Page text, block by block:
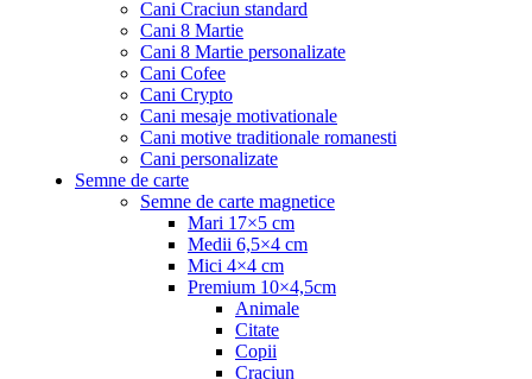
Cani Craciun standard
Cani 8 Martie
Cani 8 Martie personalizate
Cani Cofee
Cani Crypto
Cani mesaje motivationale
Cani motive traditionale romanesti
Cani personalizate
Semne de carte
Semne de carte magnetice
Mari 17×5 cm
Medii 6,5×4 cm
Mici 4×4 cm
Premium 10×4,5cm
Animale
Citate
Copii
Craciun